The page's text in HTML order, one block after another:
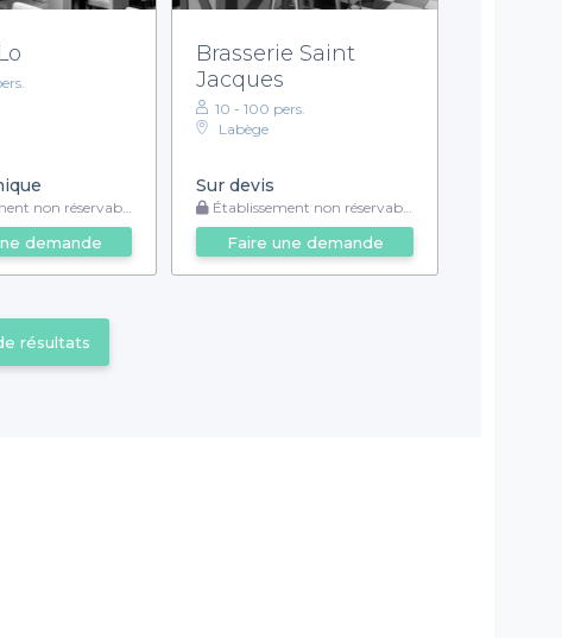
non réservable
demande
Brasserie Saint
Jacques
10 - 100 pers.
Labège
Sur devis
Établissement non réservable
Faire une demande
résultats